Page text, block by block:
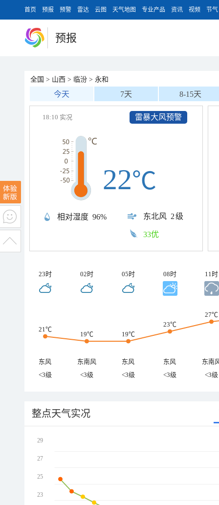
首页 预报 预警 雷达 云图 天气地图 专业产品 资讯 视频 节气
预报
全国 > 山西 > 临汾 > 永和
今天 7天 8-15天
18:10 实况
相对湿度 96% 东北风 2级
22℃
33优
雷暴大风预警
23时 02时 05时 08时 11时
21℃
19℃ 19℃
23℃
27℃
东风 东南风 东风 东风
东南
<3级
<3级 <3级 <3级 <3级
整点天气实况
29
27
25
23